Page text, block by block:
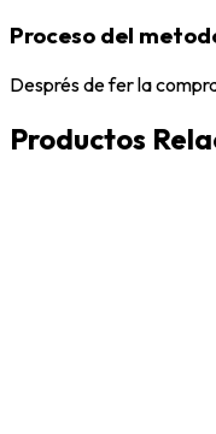
Proceso del
Després de fer la
Productos